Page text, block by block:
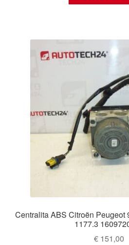
Centralita ABS Citroën Peugeot
1177.3
€ 151,00